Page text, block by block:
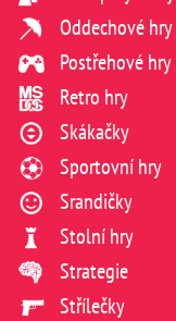
Oddechové hry
Postřehové hry
Retro hry
Skákačky
Sportovní hry
Srandičky
Stolní hry
Strategie
Střílečky